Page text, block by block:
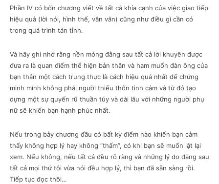
Phần IV có bốn chương viết về tất cả khía cạnh của việc giao tiếp
hiệu quả (lời nói, hình thể, vân vân) cũng như điều gì cần có
trong quá trình tán tỉnh.
Và hãy ghi nhớ rằng nền móng đằng sau tất cả lời khuyên được
đưa ra là quan điểm thể hiện bản thân và ham muốn đàn ông của
bạn thân một cách trung thực là cách hiệu quả nhất để chứng
minh mình không phải người thiếu thốn tình cảm và từ đó tạo
dựng một sự quyến rũ thuần túy và dài lâu với những người phụ
nữ sẽ khiến bạn hạnh phúc nhất.
Nếu trong bảy chương đầu có bất kỳ điểm nào khiến bạn cảm
thấy không hợp lý hay không “thấm”, có khi bạn sẽ muốn lật lại
xem. Nếu không, nếu tất cả đều rõ ràng và những lý do đằng sau
tất cả mọi thứ tôi vừa nói đều hợp lý, thì bạn đã sẵn sàng rồi.
Tiếp tục đọc thôi…